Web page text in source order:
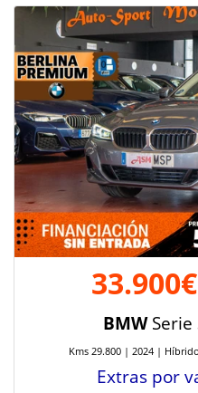
BMWSerie
Kms 29.800 | 2024 |
Extras por